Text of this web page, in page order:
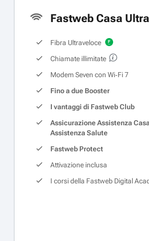
Fastweb Casa Ultra
Fibra Ultraveloce
Chiamate illimitate
Modem Seven con Wi‑Fi 7
Fino a due Booster
I vantaggi di Fastweb Club
Assicurazione Assistenza
Assistenza Salute
Fastweb Protect
Attivazione inclusa
I corsi della Fastweb Digital